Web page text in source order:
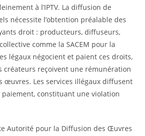
à l’IPTV. La diffusion de
nécessite l’obtention préalable des
droit : producteurs, diffuseurs,
comme la SACEM pour la
légaux négocient et paient ces droits,
créateurs reçoivent une rémunération
œuvres. Les services illégaux diffusent
constituant une violation
Autorité pour la Diffusion des Œuvres